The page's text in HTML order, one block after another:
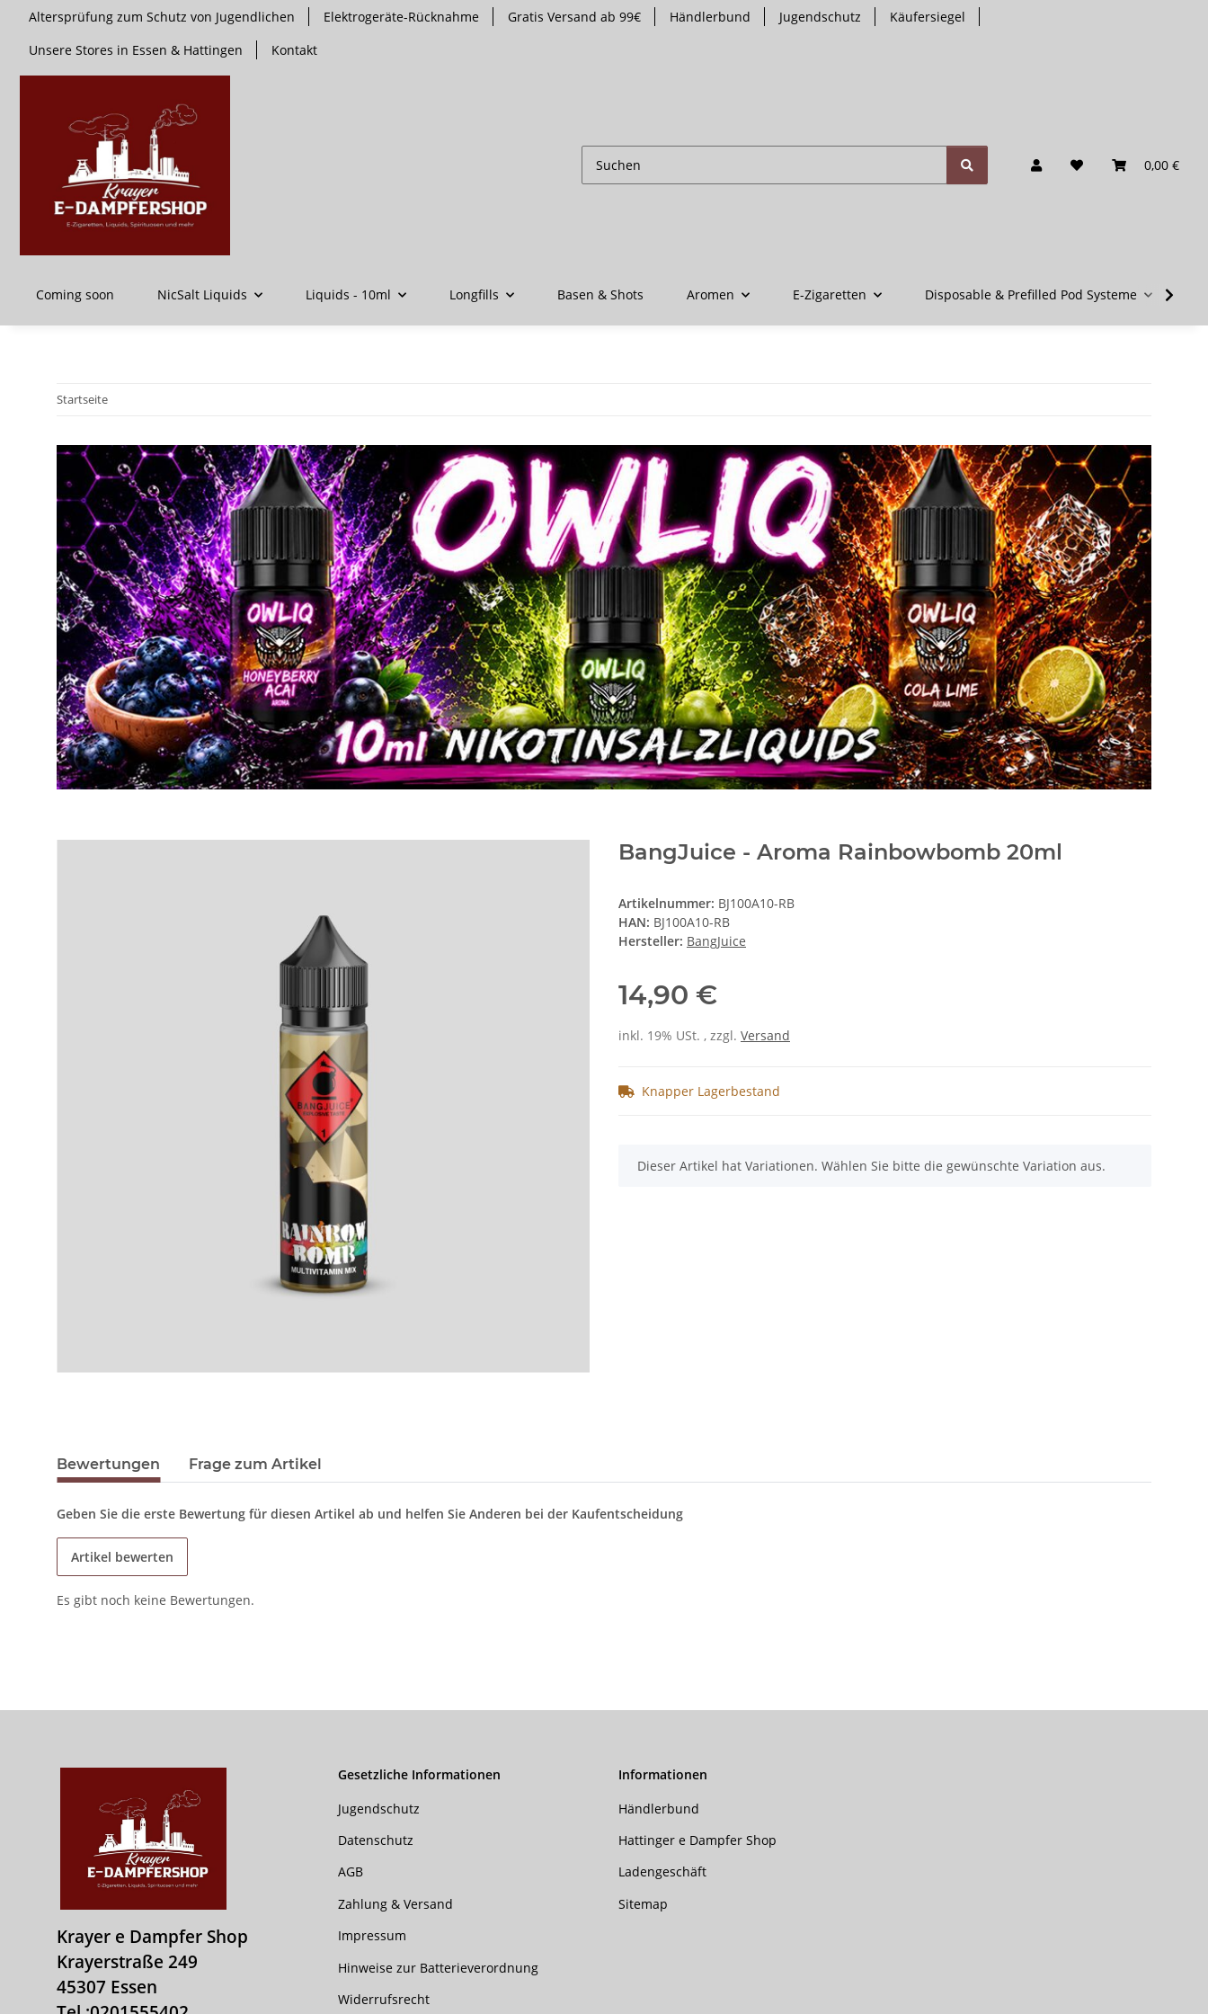
Altersprüfung zum Schutz von Jugendlichen Elektrogeräte-Rücknahme Gratis Versand ab 99€ Händlerbund Jugendschutz
Käufersiegel
Unsere Stores in Essen & Hattingen
Kontakt
0,00 €
Coming soon NicSalt Liquids Liquids - 10ml Longfills Basen & Shots Aromen E-Zigaretten Disposable & Prefilled Pod Systeme
Startseite
BangJuice - Aroma Rainbowbomb 20ml
Artikelnummer: BJ100A10-RB
HAN: BJ100A10-RB
Hersteller: BangJuice
14,90 €
inkl. 19% USt. , zzgl. Versand
Knapper Lagerbestand
x
Dieser Artikel hat Variationen. Wählen Sie bitte die gewünschte Variation aus.
Bewertungen Frage zum Artikel
Geben Sie die erste Bewertung für diesen Artikel ab und helfen Sie Anderen bei der Kaufentscheidung
Artikel bewerten
Es gibt noch keine Bewertungen.
Krayer e Dampfer Shop
Krayerstraße 249
45307 Essen
Gesetzliche Informationen
Jugendschutz
Datenschutz
AGB
Zahlung & Versand
Impressum
Hinweise zur Batterieverordnung
Widerrufsrecht
Informationen
Händlerbund
Hattinger e Dampfer Shop
Ladengeschäft
Sitemap